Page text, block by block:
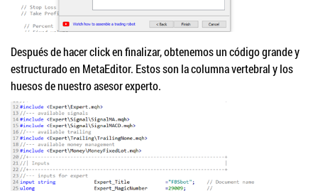
Después de hacer click en finalizar, obtenemos un código grande y
estructurado en MetaEditor. Estos son la columna vertebral y los
huesos de nuestro asesor experto.